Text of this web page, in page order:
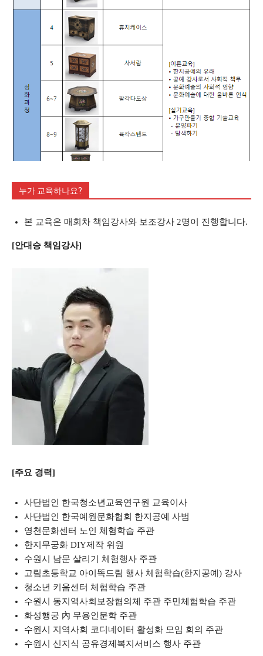
누가 교육하나요?
본 교육은 매회차 책임강사와 보조강사 2명이 진행합니다.
[안대승 책임강사]
[주요 경력]
사단법인 한국청소년교육연구원 교육이사
사단법인 한국예원문화협회 한지공예 사범
영천문화센터 노인 체험학습 주관
한지무궁화 DIY제작 위원
수원시 남문 살리기 체험행사 주관
고림초등학교 아이똑드림 행사 체험학습(한지공예) 강사
청소년 키움센터 체험학습 주관
수원시 동지역사회보장협의체 주관 주민체험학습 주관
화성행궁 內 무용인문학 주관
수원시 지역사회 코디네이터 활성화 모임 회의 주관
수원시 신지식 공유경제복지서비스 행사 주관